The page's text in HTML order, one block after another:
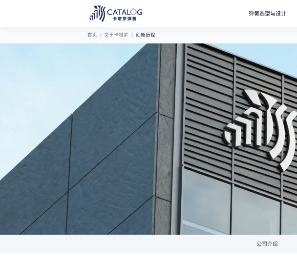
弹簧选型与设计
弹簧选型
特殊功能性弹簧
压缩弹簧
波形弹簧
汽车解决方案 新能源解决方案
电子解决方案 阀门解决方案
华夏兴智能弹簧设计与制造系统 记忆合金应用开发
公司介绍 创新历程
首页 关于卡塔罗 创新历程
公司介绍